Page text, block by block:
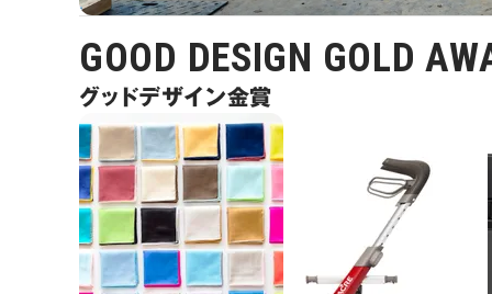
GOOD DESIGN GOLD
グッドデザイン金賞